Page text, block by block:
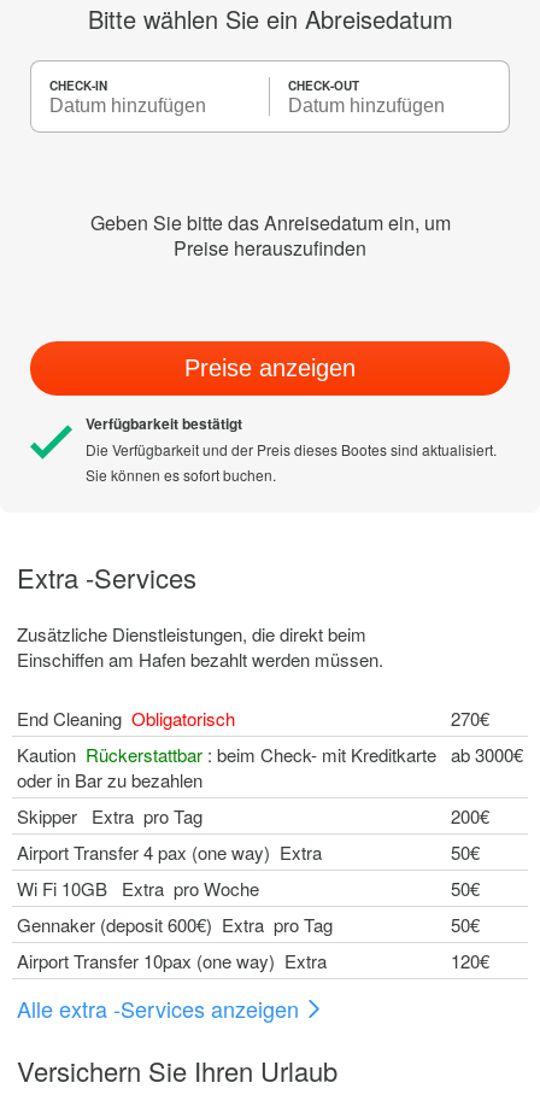
Bitte wählen Sie ein Abreisedatum
CHECK-IN CHECK-OUT
Geben Sie bitte das Anreisedatum ein, um
Preise herauszufinden
Preise anzeigen
Verfügbarkeit bestätigt
Die Verfügbarkeit und der Preis dieses Bootes sind aktualisiert.
Sie können es sofort buchen.
Extra -Services
Zusätzliche Dienstleistungen, die direkt beim
Einschiffen am Hafen bezahlt werden müssen.
End Cleaning Obligatorisch
270€
Kaution Rückerstattbar : beim Check- mit Kreditkarte
oder in Bar zu bezahlen
ab 3000€
Skipper Extra pro Tag
200€
Airport Transfer 4 pax (one way) Extra
50€
Wi Fi 10GB Extra pro Woche
50€
Gennaker (deposit 600€) Extra pro Tag
50€
Airport Transfer 10pax (one way) Extra
120€
Alle extra -Services anzeigen
Versichern Sie Ihren Urlaub